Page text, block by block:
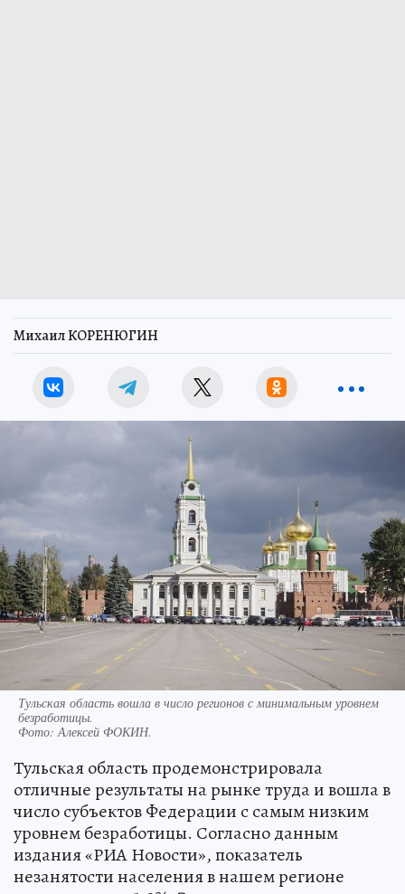
Михаил КОРЕНЮГИН
Тульская область вошла в число регионов с минимальным уровнем
безработицы.
Фото: Алексей ФОКИН.
Тульская область продемонстрировала
отличные результаты на рынке труда и вошла в
число субъектов Федерации с самым низким
уровнем безработицы. Согласно данным
издания «РИА Новости», показатель
незанятости населения в нашем регионе